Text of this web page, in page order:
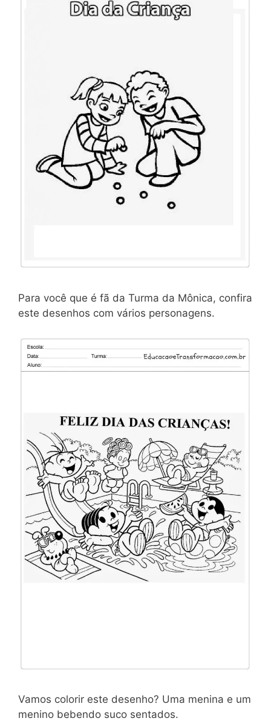
Para você que é fã da Turma da Mônica, confira
este desenhos com vários personagens.
Vamos colorir este desenho? Uma menina e um
menino bebendo suco sentados.